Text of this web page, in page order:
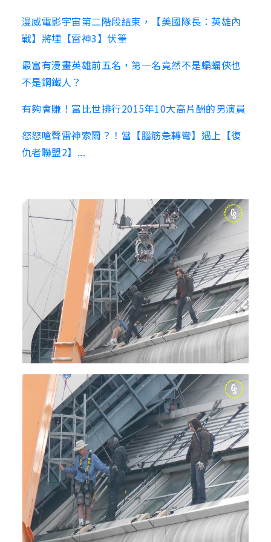
漫威電影宇宙第二階段結束，【美國隊長：英雄內
戰】將埋【雷神3】伏筆
最富有漫畫英雄前五名，第一名竟然不是蝙蝠俠也
不是鋼鐵人？
有夠會賺！富比世排行2015年10大高片酬的男演員
怒怒嗆聲雷神索爾？！當【腦筋急轉彎】遇上【復
仇者聯盟2】...